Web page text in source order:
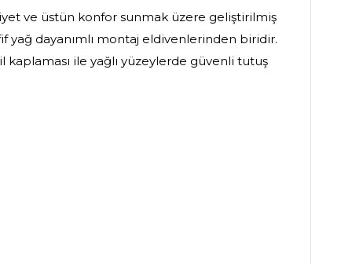
ve üstün konfor sunmak üzere geliştirilmiş
yağ dayanımlı montaj eldivenlerinden biridir.
kaplaması ile yağlı yüzeylerde güvenli tutuş